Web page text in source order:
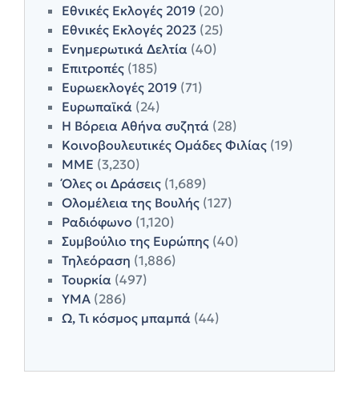
Εθνικές Εκλογές 2019 (20)
Εθνικές Εκλογές 2023 (25)
Ενημερωτικά Δελτία (40)
Επιτροπές (185)
Ευρωεκλογές 2019 (71)
Ευρωπαϊκά (24)
Η Βόρεια Αθήνα συζητά (28)
Κοινοβουλευτικές Ομάδες Φιλίας (19)
ΜΜΕ (3,230)
Όλες οι Δράσεις (1,689)
Ολομέλεια της Βουλής (127)
Ραδιόφωνο (1,120)
Συμβούλιο της Ευρώπης (40)
Τηλεόραση (1,886)
Τουρκία (497)
ΥΜΑ (286)
Ω, Τι κόσμος μπαμπά (44)